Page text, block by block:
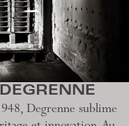
Degrenne sublime